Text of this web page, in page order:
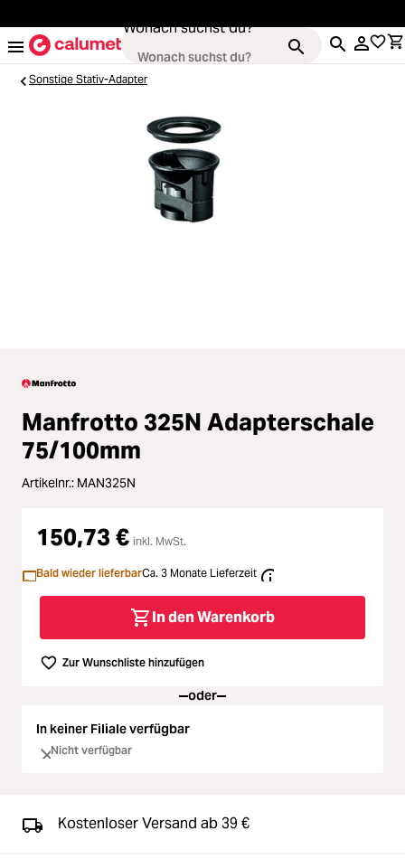
Wonach suchst du?
Objektive
Loading...
Zubehör
Loading...
Licht & Studio
Loading...
Loading...
Ferngläser
Loading...
Second Hand
Loading...
SALE
Loading...
Sonstige Stativ-Adapter
Manfrotto 325N Adapterschale
75/100mm
Artikelnr.: MAN325N
150,73 € inkl. MwSt.
Bald wieder lieferbarCa. 3 Monate Lieferzeit
In den Warenkorb
Zur Wunschliste hinzufügen
oder
In keiner Filiale verfügbar
Nicht verfügbar
Kostenloser Versand ab 39 €